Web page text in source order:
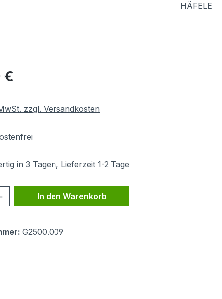
HÄFELE
€
zzgl. Versandkosten
in 3 Tagen, Lieferzeit 1-2 Tage
Anzahl: Gib den gewünschten Wert
In den Warenkorb
G2500.009